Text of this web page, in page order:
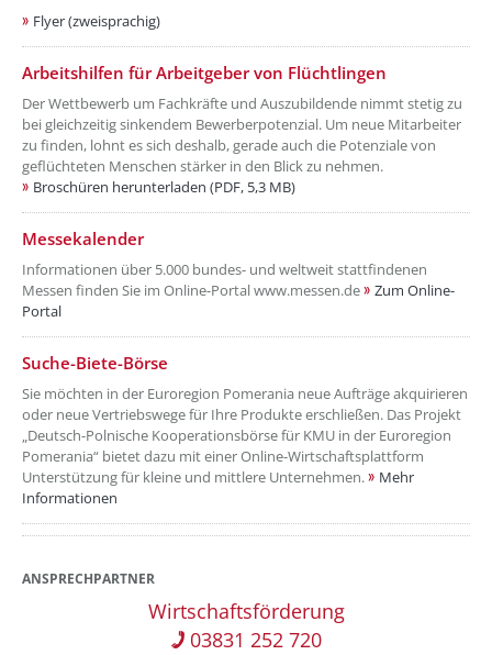
Flyer (zweisprachig)
??? absaetzeOben[9]/titel ???
Arbeitshilfen für Arbeitgeber von Flüchtlingen
Der Wettbewerb um Fachkräfte und Auszubildende nimmt stetig zu
bei gleichzeitig sinkendem Bewerberpotenzial. Um neue Mitarbeiter
zu finden, lohnt es sich deshalb, gerade auch die Potenziale von
geflüchteten Menschen stärker in den Blick zu nehmen.
Broschüren herunterladen (PDF, 5,3 MB)
??? absaetzeOben[10]/titel ???
Messekalender
Informationen über 5.000 bundes- und weltweit stattfindenen
Messen finden Sie im Online-Portal www.messen.de
Zum Online-
Portal
??? absaetzeOben[11]/titel ???
Suche-Biete-Börse
Sie möchten in der Euroregion Pomerania neue Aufträge akquirieren
oder neue Vertriebswege für Ihre Produkte erschließen. Das Projekt
„Deutsch-Polnische Kooperationsbörse für KMU in der Euroregion
Pomerania“ bietet dazu mit einer Online-Wirtschaftsplattform
Unterstützung für kleine und mittlere Unternehmen.
Mehr
Informationen
ANSPRECHPARTNER
Wirtschaftsförderung
03831 252 720